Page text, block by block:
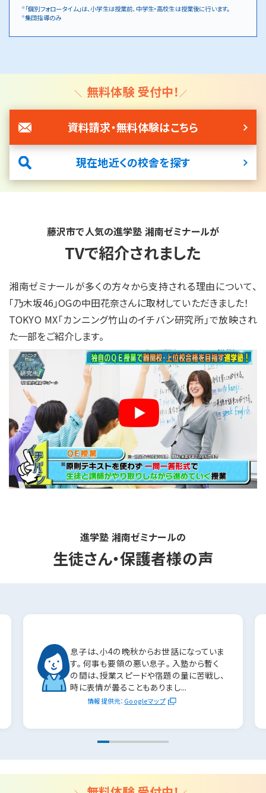
※ 「個別フォロータイム」は、小学生は授業前、中学生・高校生は授業後に行います。
※集団指導のみ
無料体験 受付中！
現在地近くの校舎を探す
資料請求・無料体験はこちら
藤沢市で人気の進学塾 湘南ゼミナールが
TVで紹介されました
湘南ゼミナールが多くの方々から支持される理由について、
「乃木坂46」OGの中田花奈さんに取材していただきました！
TOKYO MX「カンニング竹山のイチバン研究所」で放映され
た一部をご紹介します。
進学塾 湘南ゼミナールの
生徒さん・保護者様の声
息子は、小4の晩秋からお世話になっていま
す。 何事も要領の悪い息子。 入塾から暫く
の間は、授業スピードや宿題の量に苦戦し、
時に表情が曇ることもありまし...
情報提供元： Googleマップ